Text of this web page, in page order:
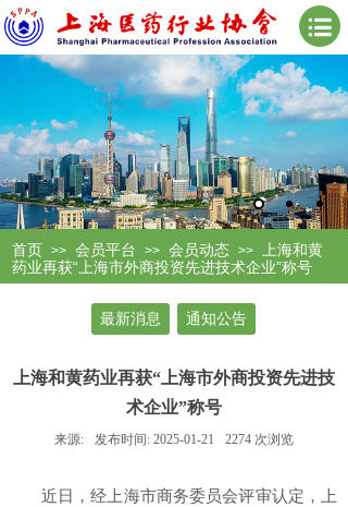
首页 >> 会员平台 >> 会员动态 >>
上海和黄
药业再获“上海市外商投资先进技术企业”称号
最新消息 通知公告
上海和黄药业再获“上海市外商投资先进技
术企业”称号
来源: 发布时间: 2025-01-21 2274 次浏览
近日，经上海市商务委员会评审认定，上